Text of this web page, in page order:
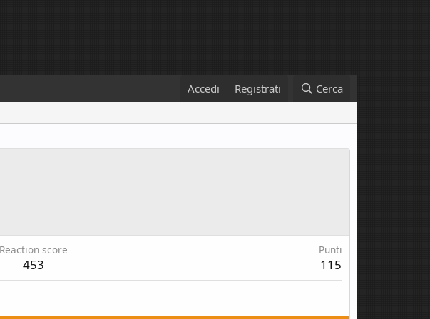
Accedi Registrati Cerca
Reaction score
453
Punti
115